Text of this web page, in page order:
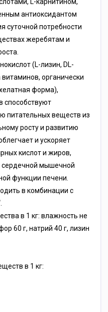
антиоксидантом
суточной потребности
жеребятам и
(L-лизин, DL-
органически
форма),
способствуют
питательных веществ из
росту и развитию
и ускоряет
кислот и жиров,
сердечной мышечной
функции печени.
в комбинации с
в 1 кг: влажность не
60 г, натрий 40 г, лизин
в 1 кг: